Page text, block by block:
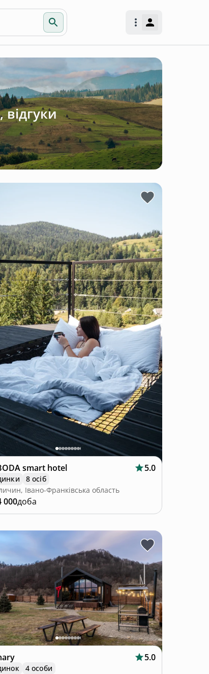
smart hotel 5.0
8 осіб
Івано-Франківська область
000доба
5.0
4 особи